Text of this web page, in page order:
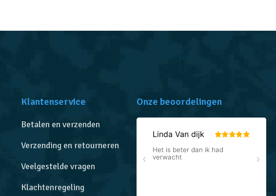
Klantenservice
Betalen en verzenden
Verzending en retourneren
Veelgestelde vragen
Klachtenregeling
Onze beoordelingen